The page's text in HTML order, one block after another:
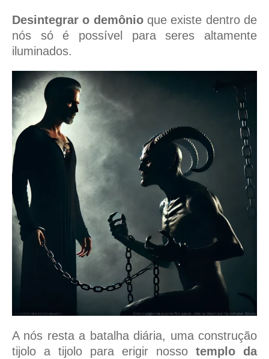
Desintegrar o demônioque existe dentro de
nós só é possível para seres altamente
iluminados.
A nós resta a batalha diária, uma construção
tijolo a tijolo para erigir nosso templo da